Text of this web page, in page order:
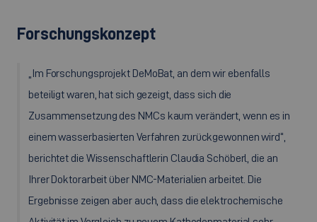
Forschungskonzept
„Im Forschungsprojekt DeMoBat, an dem wir ebenfalls
beteiligt waren, hat sich gezeigt, dass sich die
Zusammensetzung des NMCs kaum verändert, wenn es in
einem wasserbasierten Verfahren zurückgewonnen wird“,
berichtet die Wissenschaftlerin Claudia Schöberl, die an
Ihrer Doktorarbeit über NMC-Materialien arbeitet. Die
Ergebnisse zeigen aber auch, dass die elektrochemische